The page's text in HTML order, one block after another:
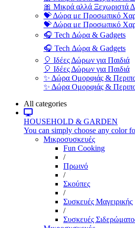
🎀 Μικρά αλλά Ξεχωριστά
💝 Δώρα με Προσωπικό
💝 Δώρα με Προσωπικό
🎧 Tech Δώρα & Gadgets
🎧 Tech Δώρα & Gadgets
🎈 Ιδέες Δώρων για Παιδιά
🎈 Ιδέες Δώρων για Παιδιά
✨ Δώρα Ομορφιάς &
✨ Δώρα Ομορφιάς &
All categories
HOUSEHOLD & GARDEN
You can simply choose any color
Μικροσυσκευές
Fun Cooking
/
Πρωινό
/
Σκούπες
/
Συσκευές Μαγειρικής
/
Συσκευές